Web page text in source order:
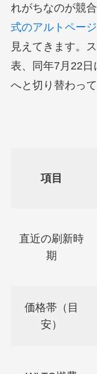
れがちなのが競
式のアルトページ
見えてきます。
表、同年7月22
へと切り替わって
項目
直近の刷新時
期
価格帯（目
安）